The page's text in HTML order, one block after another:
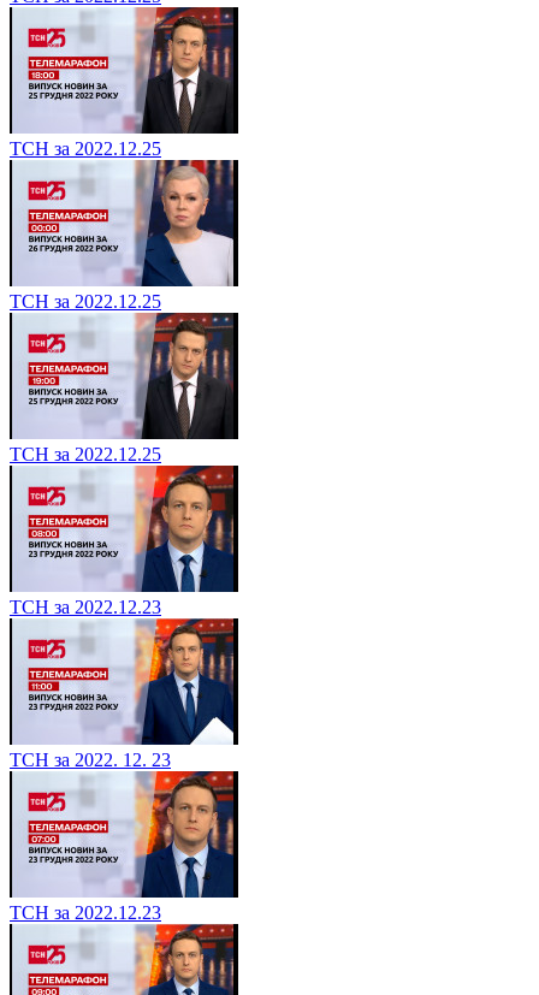
ТСН за 2022.12.25
ТСН за 2022.12.25
ТСН за 2022.12.25
ТСН за 2022.12.23
ТСН за 2022. 12. 23
ТСН за 2022.12.23